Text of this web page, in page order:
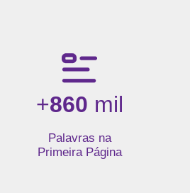
+860 mil
Palavras na
Primeira Página